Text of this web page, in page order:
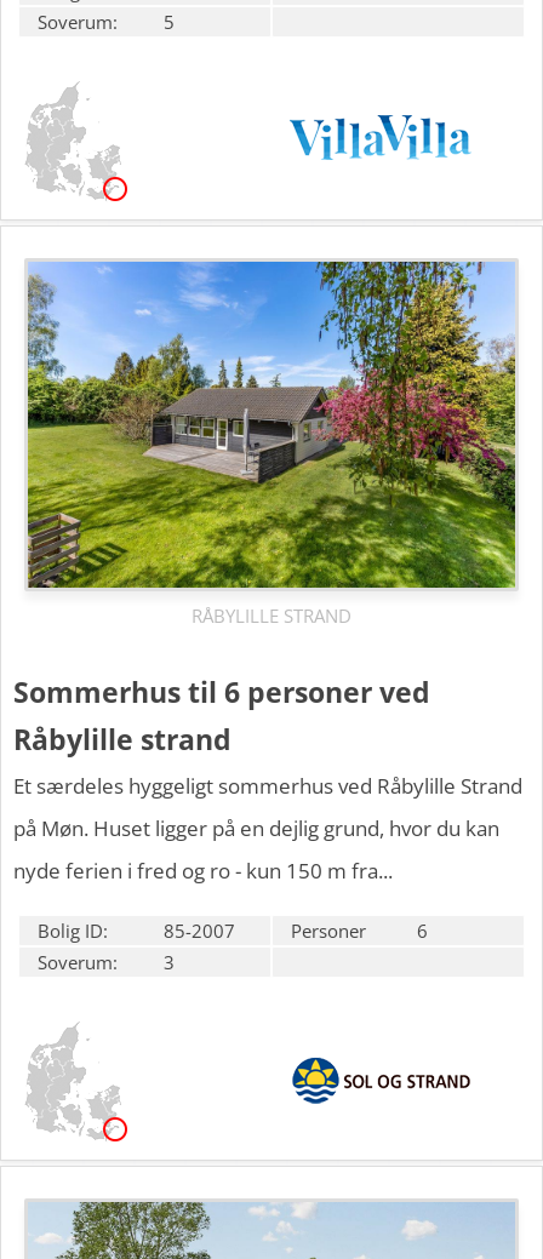
Soverum:
5
RÅBYLILLE STRAND
Sommerhus til 6 personer ved
Råbylille strand
Et særdeles hyggeligt sommerhus ved Råbylille Strand
på Møn. Huset ligger på en dejlig grund, hvor du kan
nyde ferien i fred og ro - kun 150 m fra...
Bolig ID: 85-2007 Personer
6
Soverum:
3